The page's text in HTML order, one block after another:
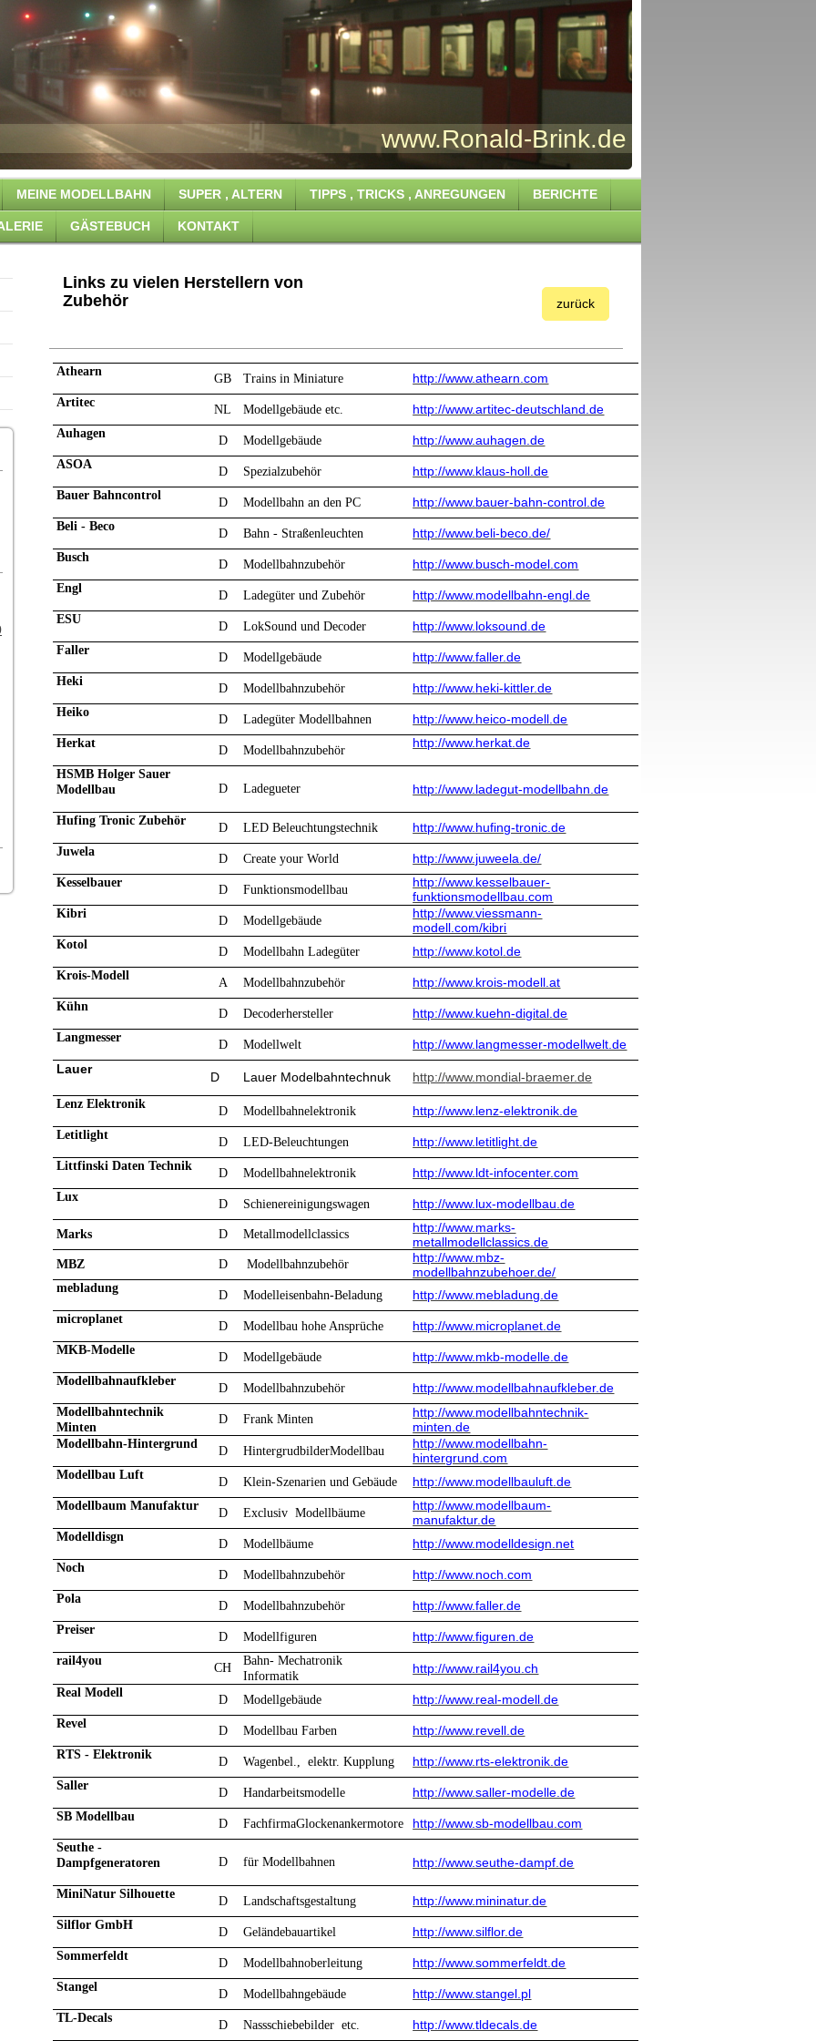
www.Ronald-Brink.de
MEINE MODELLBAHN SUPER , ALTERN TIPPS , TRICKS , ANREGUNGEN BERICHTE
GÄSTEBUCH KONTAKT
Links zu vielen Herstellern von
Zubehör
zurück
Athearn
GB Trains in Miniature http://www.athearn.com
Artitec
NL Modellgebäude etc. http://www.artitec-deutschland.de
Auhagen
D Modellgebäude http://www.auhagen.de
ASOA
D Spezialzubehör http://www.klaus-holl.de
Bauer Bahncontrol
D Modellbahn an den PC http://www.bauer-bahn-control.de
Beli - Beco
D Bahn - Straßenleuchten http://www.beli-beco.de/
Busch
D Modellbahnzubehör http://www.busch-model.com
Engl
D Ladegüter und Zubehör http://www.modellbahn-engl.de
ESU
D LokSound und Decoder http://www.loksound.de
Faller
D Modellgebäude http://www.faller.de
Heki
D Modellbahnzubehör http://www.heki-kittler.de
Heiko
D Ladegüter Modellbahnen http://www.heico-modell.de
Herkat
D Modellbahnzubehör
http://www.herkat.de
HSMB Holger Sauer
Modellbau
D Ladegueter http://www.ladegut-modellbahn.de
Hufing Tronic Zubehör
D LED Beleuchtungstechnik http://www.hufing-tronic.de
Juwela
D Create your World http://www.juweela.de/
Kesselbauer
D Funktionsmodellbau
http://www.kesselbauer-
funktionsmodellbau.com
Kibri
D Modellgebäude
http://www.viessmann-
modell.com/kibri
Kotol
D Modellbahn Ladegüter http://www.kotol.de
Krois-Modell
A Modellbahnzubehör http://www.krois-modell.at
Kühn
D Decoderhersteller http://www.kuehn-digital.de
Langmesser
D Modellwelt
http://www.langmesser-modellwelt.de
Lauer
D Lauer Modelbahntechnuk http://www.mondial-braemer.de
Lenz Elektronik
D Modellbahnelektronik http://www.lenz-elektronik.de
Letitlight
D LED-Beleuchtungen http://www.letitlight.de
Littfinski Daten Technik
D Modellbahnelektronik http://www.ldt-infocenter.com
Lux
D Schienereinigungswagen http://www.lux-modellbau.de
Marks D Metallmodellclassics
http://www.marks-
metallmodellclassics.de
MBZ D Modellbahnzubehör
http://www.mbz-
modellbahnzubehoer.de/
mebladung
D Modelleisenbahn-Beladung http://www.mebladung.de
microplanet
D Modellbau hohe Ansprüche http://www.microplanet.de
MKB-Modelle
D Modellgebäude http://www.mkb-modelle.de
Modellbahnaufkleber
D Modellbahnzubehör http://www.modellbahnaufkleber.de
Modellbahntechnik
Minten
D Frank Minten
http://www.modellbahntechnik-
minten.de
Modellbahn-Hintergrund
D HintergrudbilderModellbau
http://www.modellbahn-
hintergrund.com
Modellbau Luft
D Klein-Szenarien und Gebäude http://www.modellbauluft.de
Modellbaum Manufaktur
D Exclusiv Modellbäume
http://www.modellbaum-
manufaktur.de
Modelldisgn
D Modellbäume http://www.modelldesign.net
Noch
D Modellbahnzubehör http://www.noch.com
Pola
D Modellbahnzubehör http://www.faller.de
Preiser
D Modellfiguren http://www.figuren.de
rail4you
CH
Bahn- Mechatronik
Informatik
http://www.rail4you.ch
Real Modell
D Modellgebäude http://www.real-modell.de
Revel
D Modellbau Farben http://www.revell.de
RTS - Elektronik
D Wagenbel., elektr. Kupplung http://www.rts-elektronik.de
Saller
D Handarbeitsmodelle http://www.saller-modelle.de
SB Modellbau
D FachfirmaGlockenankermotore http://www.sb-modellbau.com
Seuthe -
Dampfgeneratoren
D für Modellbahnen http://www.seuthe-dampf.de
MiniNatur Silhouette
D Landschaftsgestaltung http://www.mininatur.de
Silflor GmbH
D Geländebauartikel http://www.silflor.de
Sommerfeldt
D Modellbahnoberleitung http://www.sommerfeldt.de
Stangel
D Modellbahngebäude http://www.stangel.pl
TL-Decals
D Nassschiebebilder etc. http://www.tldecals.de